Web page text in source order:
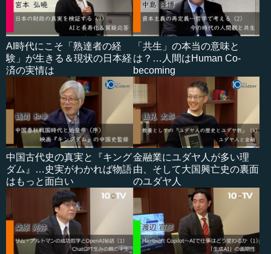
AI時代にこそ「熟達者の経
験」が生きる＆現状の日本経
済の実情は
「共生」の本当の意味と
は？…人間はHuman Co-
becoming
中国古代史の真実と『キング
ダム』…史実がわかれば物語
はもっと面白い
金融業にユダヤ人が多い理
由、そして大国興亡史の裏面
のユダヤ人